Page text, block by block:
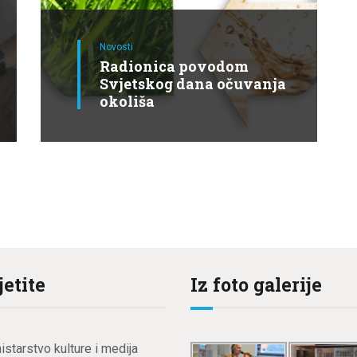
Novosti
Radionica povodom
Svjetskog dana očuvanja
okoliša
kulture i medija
Iz foto galerije